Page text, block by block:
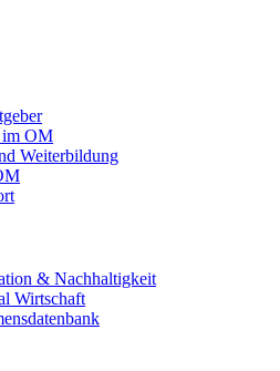
im OM
Weiterbildung
& Nachhaltigkeit
Wirtschaft